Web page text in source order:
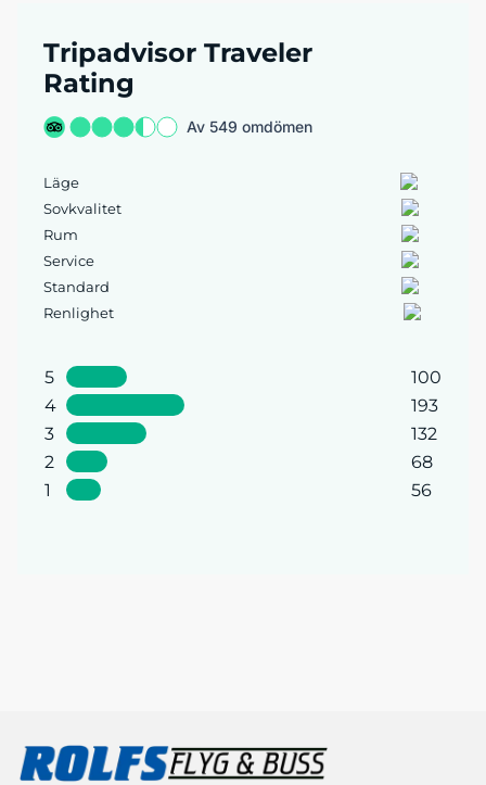
Tripadvisor Traveler
Rating
Av 549 omdömen
Läge
Sovkvalitet
Rum
Service
Standard
Renlighet
5
100
4
193
3
132
2
68
1
56